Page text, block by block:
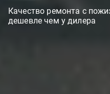
Качество ремонта с
дешевле чем у дилера